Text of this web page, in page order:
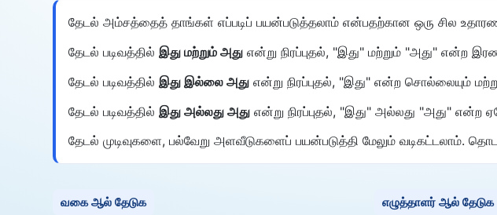
உயர்நிலை தேடல்
தேடல் அம்சத்தைத் தாங்கள் எப்படிப் பயன்படுத்தலாம் என்பதற்கான ஒரு சில
தேடல் படிவத்தில்இது மற்றும் அது என்று நிரப்புதல், "இது" மற்றும் "அது" என்ற
தேடல் படிவத்தில்இது இல்லை அது என்று நிரப்புதல், "இது" என்ற சொல்லையும்
தேடல் படிவத்தில்இது அல்லது அது என்று நிரப்புதல், "இது" அல்லது "அது"
தேடல் முடிவுகளை, பல்வேறு அளவீடுகளைப் பயன்படுத்தி மேலும் வடிகட்டலாம்.
வகை ஆல் தேடுக எழுத்தாளர் ஆல் தேடுக